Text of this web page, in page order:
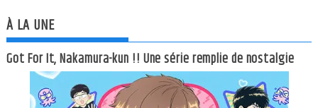
À LA UNE
Got For It, Nakamura-kun !! Une série remplie de nostalgie